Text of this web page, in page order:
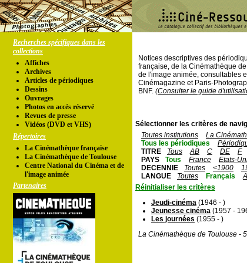
Recherches spécifiques dans les
collections
Affiches
Archives
Articles de périodiques
Dessins
Ouvrages
Photos en accés réservé
Revues de presse
Vidéos (DVD et VHS)
Répertoires
La Cinémathèque française
La Cinémathèque de Toulouse
Centre National du Cinéma et de
l'image animée
Partenaires
Notices descriptives des
française, de la Cinémathèque
de l'image animée, consultables
Cinémagazine et Paris-
BNF. (Consulter le guide
Sélectionner les critères de
Toutes institutions
La
Tous les périodiques
TITRE
Tous AB C DE F
PAYS
Tous France Etats-
DECENNIE
Toutes <1900
LANGUE
Toutes Français
Réinitialiser les critères
Jeudi-cinéma (1946 - )
Jeunesse cinéma (1957 -
Les journées (1955 - )
La Cinémathèque de Toulouse -